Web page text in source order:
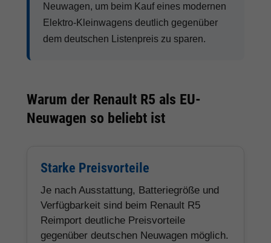
Neuwagen, um beim Kauf eines modernen
Elektro-Kleinwagens deutlich gegenüber
dem deutschen Listenpreis zu sparen.
Warum der Renault R5 als EU-
Neuwagen so beliebt ist
Starke Preisvorteile
Je nach Ausstattung, Batteriegröße und
Verfügbarkeit sind beim Renault R5
Reimport deutliche Preisvorteile
gegenüber deutschen Neuwagen möglich.